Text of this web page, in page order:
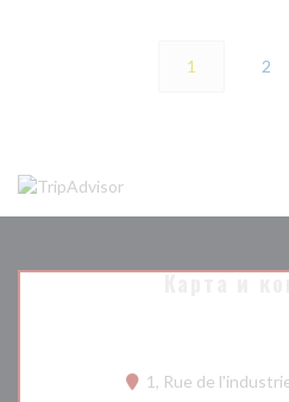
1 2
Карта и
1, Rue de